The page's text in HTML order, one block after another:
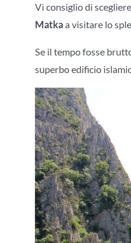
Vi consiglio di
Matkaa visitare lo
Se il tempo fosse
superbo edificio